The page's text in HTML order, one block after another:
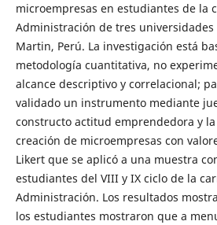
microempresas en estudiantes de la
Administración de tres universidades
Martin, Perú. La investigación está
metodología cuantitativa, no
alcance descriptivo y correlacional;
validado un instrumento mediante
constructo actitud emprendedora y
creación de microempresas con
Likert que se aplicó a una muestra
estudiantes del VIII y IX ciclo de la
Administración. Los resultados
los estudiantes mostraron que a